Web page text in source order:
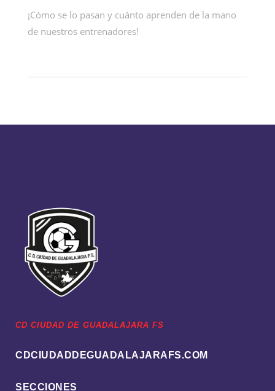
¡Cómo se lo pasan y cuánto aprenden de la mano
de nuestros entrenadores!
CD CIUDAD DE GUADALAJARA FS
CDCIUDADDEGUADALAJARAFS.COM
SECCIONES